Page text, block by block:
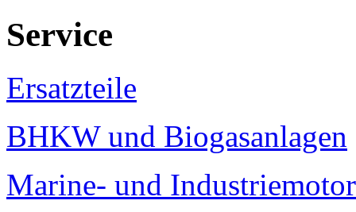
Service
Ersatzteile
BHKW und Biogasanlagen
Marine- und